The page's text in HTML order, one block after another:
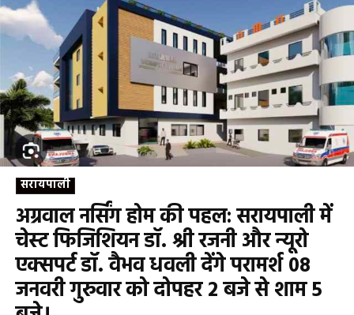
सरायपाली
अग्रवाल नर्सिंग होम की पहल: सरायपाली में
चेस्ट फिजिशियन डॉ. श्री रजनी और न्यूरो
एक्सपर्ट डॉ. वैभव धवली देंगे परामर्श 08
जनवरी गुरुवार को दोपहर 2 बजे से शाम 5